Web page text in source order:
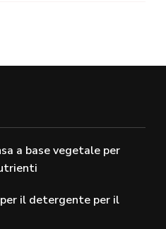
a base vegetale per
il detergente per il